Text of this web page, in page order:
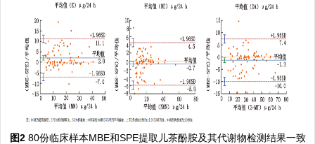
图280份临床样本MBE和SPE提取儿茶酚胺及其代谢物检测结果一致